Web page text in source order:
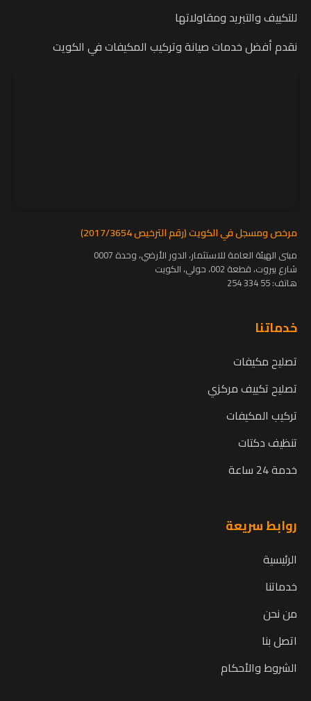
للتكييف والتبريد ومقاولاتها
نقدم أفضل خدمات صيانة وتركيب المكيفات في الكويت
مرخص ومسجل في الكويت (رقم الترخيص 2017/3654)
مبنى الهيئة العامة للاستثمار، الدور الأرضي، وحدة 0007
شارع بيروت، قطعة 002، حولي، الكويت
هاتف:55 334 254
خدماتنا
تصليح مكيفات
تصليح تكييف مركزي
تركيب المكيفات
تنظيف دكتات
خدمة 24 ساعة
روابط سريعة
الرئيسية
خدماتنا
من نحن
اتصل بنا
الشروط والأحكام